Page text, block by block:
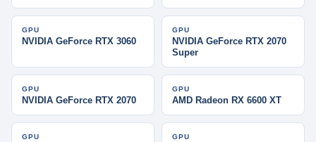
GPU
NVIDIA GeForce RTX 3060
GPU
NVIDIA GeForce RTX 2070
Super
GPU
NVIDIA GeForce RTX 2070
GPU
AMD Radeon RX 6600 XT
GPU GPU